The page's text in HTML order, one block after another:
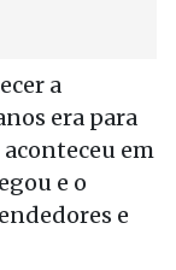
a
era para
em
e o
e